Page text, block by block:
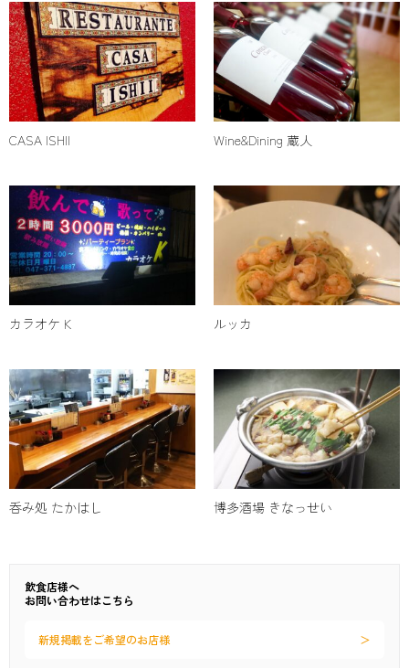
CASA ISHII Wine&Dining 蔵人
カラオケ K ルッカ
呑み処 たかはし 博多酒場 きなっせい
飲食店様へ
お問い合わせはこちら
新規掲載をご希望のお店様